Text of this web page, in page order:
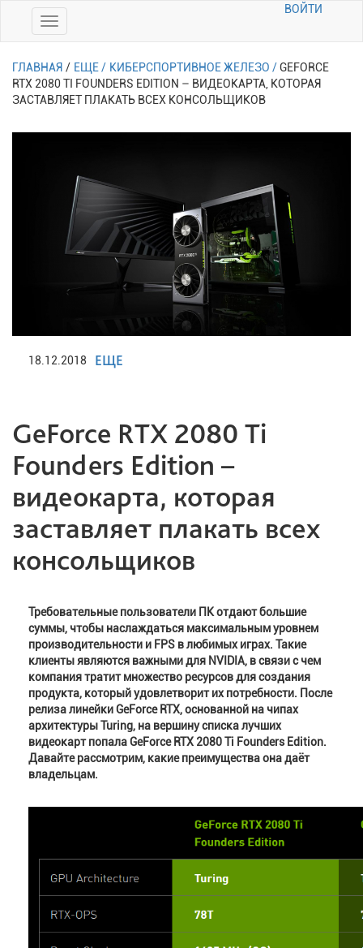
ВОЙТИ
ГЛАВНАЯ / ЕЩЕ / КИБЕРСПОРТИВНОЕ ЖЕЛЕЗО /GEFORCE
RTX 2080 TI FOUNDERS EDITION – ВИДЕОКАРТА, КОТОРАЯ
ЗАСТАВЛЯЕТ ПЛАКАТЬ ВСЕХ КОНСОЛЬЩИКОВ
18.12.2018 ЕЩЕ
GeForce RTX 2080 Ti
Founders Edition –
видеокарта, которая
заставляет плакать всех
консольщиков
Требовательные пользователи ПК отдают большие
суммы, чтобы наслаждаться максимальным уровнем
производительности и FPS в любимых играх. Такие
клиенты являются важными для NVIDIA, в связи с чем
компания тратит множество ресурсов для создания
продукта, который удовлетворит их потребности. После
релиза линейки GeForce RTX, основанной на чипах
архитектуры Turing, на вершину списка лучших
видеокарт попала GeForce RTX 2080 Ti Founders Edition.
Давайте рассмотрим, какие преимущества она даёт
владельцам.